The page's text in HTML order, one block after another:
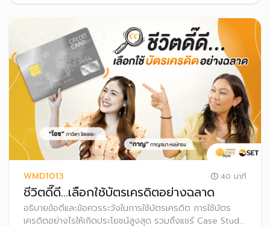
WMD1013 40 นาที
ชีวิตดี๊ดี…เลือกใช้บัตรเครดิตอย่างฉลาด
อธิบายข้อดีและข้อควรระวังในการใช้บัตรเครดิต การใช้บัตร
เครดิตอย่างไรให้เกิดประโยชน์สูงสุด รวมถึงแชร์ Case Study